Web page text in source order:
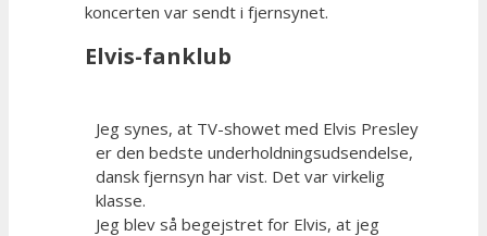
koncerten var sendt i fjernsynet.
Elvis-fanklub
Jeg synes, at TV-showet med Elvis Presley
er den bedste underholdningsudsendelse,
dansk fjernsyn har vist. Det var virkelig
klasse.
Jeg blev så begejstret for Elvis, at jeg